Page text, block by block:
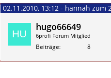
02.11.2010, 13:12 - hannah zum
hugo66649
6profi Forum Mitglied
Beiträge 8